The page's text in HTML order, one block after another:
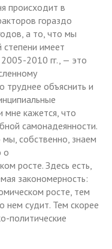
происходит в
гораздо
а то, что мы
степени имеет
2010 гг., — это
труднее объяснить и
мне кажется, что
самонадеянности.
собственно, знаем
о
росте. Здесь есть,
закономерность:
росте, тем
нем судит. Тем скорее
политические